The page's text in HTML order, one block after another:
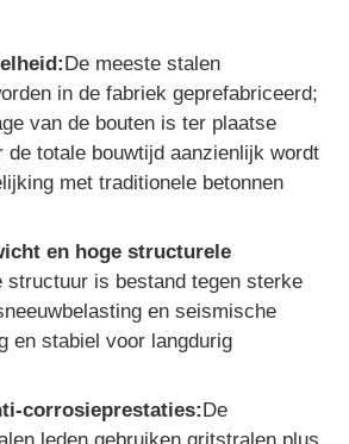
De meeste stalen
in de fabriek geprefabriceerd;
van de bouten is ter plaatse
de totale bouwtijd aanzienlijk wordt
met traditionele betonnen
en hoge structurele
structuur is bestand tegen sterke
en seismische
en stabiel voor langdurig
corrosieprestaties:De